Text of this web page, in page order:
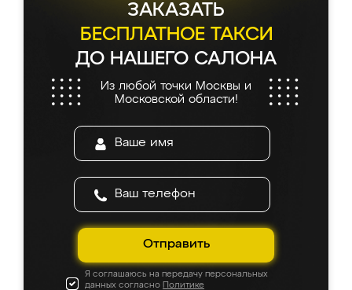
ЗАКАЗАТЬ
БЕСПЛАТНОЕ ТАКСИ
ДО НАШЕГО САЛОНА
Из любой точки Москвы и
Московской области!
Отправить
Я соглашаюсь на передачу персональных
данных согласно Политике